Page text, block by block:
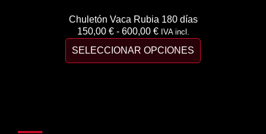
Chuletón Vaca Rubia 180 días
150,00 € - 600,00 € IVA incl.
SELECCIONAR OPCIONES